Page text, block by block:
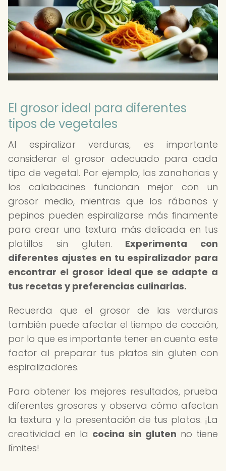
El grosor ideal para diferentes
tipos de vegetales
Al espiralizar verduras, es importante
considerar el grosor adecuado para cada
tipo de vegetal. Por ejemplo, las zanahorias y
los calabacines funcionan mejor con un
grosor medio, mientras que los rábanos y
pepinos pueden espiralizarse más finamente
para crear una textura más delicada en tus
platillos sin gluten. Experimenta con
diferentes ajustes en tu espiralizador para
encontrar el grosor ideal que se adapte a
tus recetas y preferencias culinarias.
Recuerda que el grosor de las verduras
también puede afectar el tiempo de cocción,
por lo que es importante tener en cuenta este
factor al preparar tus platos sin gluten con
espiralizadores.
Para obtener los mejores resultados, prueba
diferentes grosores y observa cómo afectan
la textura y la presentación de tus platos. ¡La
creatividad en la cocina sin gluten no tiene
límites!